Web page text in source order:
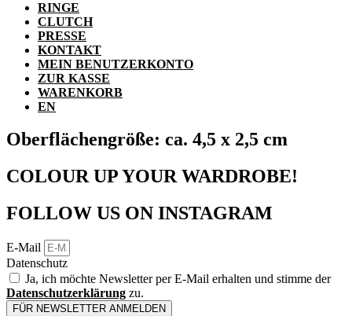
RINGE
CLUTCH
PRESSE
KONTAKT
MEIN BENUTZERKONTO
ZUR KASSE
WARENKORB
EN
Oberflächengröße: ca. 4,5 x 2,5 cm
COLOUR UP YOUR WARDROBE!
FOLLOW US ON INSTAGRAM
E-Mail
Datenschutz
Ja, ich möchte Newsletter per E-Mail erhalten und stimme der
Datenschutzerklärung zu.
FÜR NEWSLETTER ANMELDEN